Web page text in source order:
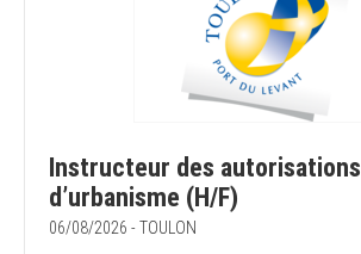
Instructeur des autorisations
d’urbanisme (H/F)
06/08/2026 - TOULON